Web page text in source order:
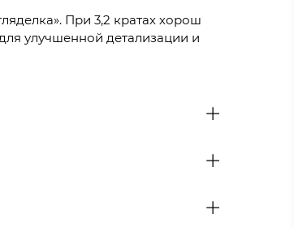
При 3,2 кратах хорош
улучшенной детализации и